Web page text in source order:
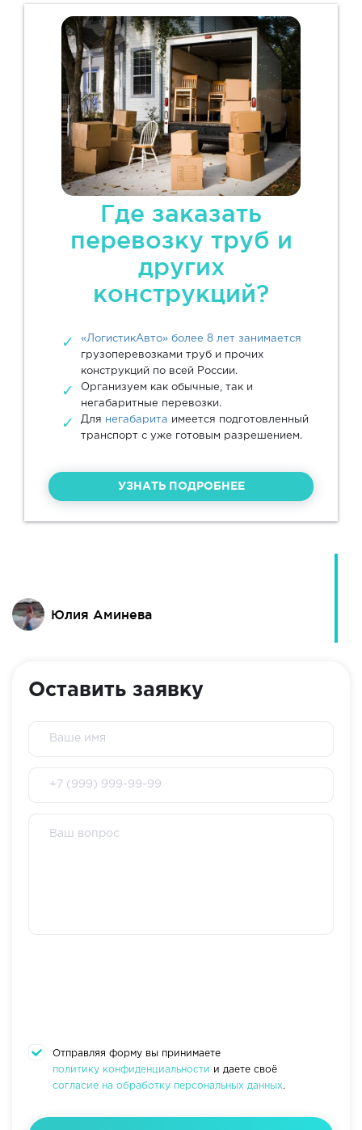
Где заказать
перевозку труб и
других
конструкций?
«ЛогистикАвто» более 8 лет занимается
грузоперевозками труб и прочих
конструкций по всей России.
Организуем как обычные, так и
негабаритные перевозки.
Для негабарита имеется подготовленный
транспорт с уже готовым разрешением.
УЗНАТЬ ПОДРОБНЕЕ
Юлия Аминева
Оставить заявку
Отправляя форму вы принимаете
политику конфиденциальности и даете своё
согласие на обработку персональных данных.